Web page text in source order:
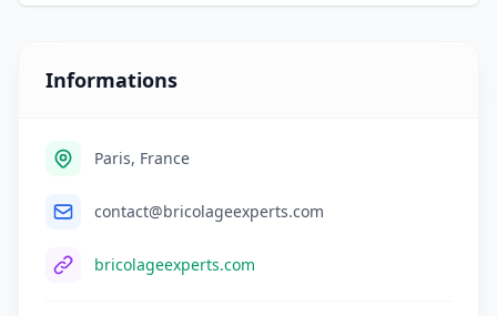
Informations
Paris, France
contact@bricolageexperts.com
bricolageexperts.com